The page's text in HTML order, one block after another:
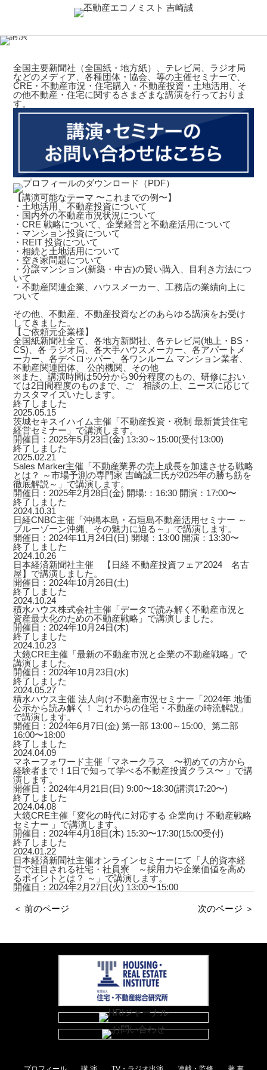
全国主要新聞社（全国紙・地方紙）、テレビ局、ラジオ局
などのメディア、各種団体・協会、等の主催セミナーで、
CRE・不動産市況・住宅購入・不動産投資・土地活用、そ
の他不動産・住宅に関するさまざまな講演を行っておりま
す。
【講演可能なテーマ 〜これまでの例〜】
・土地活用、不動産投資について
・国内外の不動産市況状況について
・CRE 戦略について、企業経営と不動産活用について
・マンション投資について
・REIT 投資について
・相続と土地活用について
・空き家問題について
・分譲マンション(新築・中古)の賢い購入、目利き方法につ
いて
・不動産関連企業、ハウスメーカー、工務店の業績向上に
ついて
その他、不動産、不動産投資などのあらゆる講演をお受け
してきました。
【ご依頼元企業様】
全国紙新聞社全て、各地方新聞社、各テレビ局(地上・BS・
CS)、各 ラジオ局、各大手ハウスメーカー、各アパートメ
ーカー、各デベロッパー、各ワンルーム マンション業者、
不動産関連団体、 公的機関、その他
※また、講演時間は50分から90分程度のもの、研修におい
ては2日間程度のものまで、ご゙相談の上、ニーズに応じて
カスタマイズいたします。
終了しました
2025.05.15
茨城セキスイハイム主催「不動産投資・税制 最新賃貸住宅
経営セミナー」で講演します。
開催日：2025年5月23日(金) 13:30～15:00(受付13:00)
終了しました
2025.02.21
Sales Marker主催「不動産業界の売上成長を加速させる戦略
とは？ ～市場予測の専門家 吉崎誠二氏が2025年の勝ち筋を
徹底解説～」で講演します。
開催日：2025年2月28日(金) 開場:：16:30 開演：17:00〜
終了しました
2024.10.31
日経CNBC主催「沖縄本島・石垣島不動産活用セミナー ～
ブルーゾーン沖縄、その魅力に迫る～」で講演します。
開催日：2024年11月24日(日) 開場：13:00 開演：13:30〜
終了しました
2024.10.26
日本経済新聞社主催 【日経 不動産投資フェア2024 名古
屋】で講演しました。
開催日：2024年10月26日(土)
終了しました
2024.10.24
積水ハウス株式会社主催「データで読み解く不動産市況と
資産最大化のための不動産戦略」で講演しました。
開催日：2024年10月24日(木)
終了しました
2024.10.23
大鏡CRE主催「最新の不動産市況と企業の不動産戦略」で
講演しました。
開催日：2024年10月23日(水)
終了しました
2024.05.27
積水ハウス主催 法人向け不動産市況セミナー「2024年 地価
公示から読み解く！ これからの住宅・不動産の時流解説」
で講演します。
開催日：2024年6月7日(金) 第一部 13:00～15:00、第二部
16:00〜18:00
終了しました
2024.04.09
マネーフォワード主催「マネークラス 〜初めての方から
経験者まで！1日で知って学べる不動産投資クラス〜 」で講
演します。
開催日：2024年4月21日(日) 9:00〜18:30(講演17:20〜)
終了しました
2024.04.08
大鏡CRE主催「変化の時代に対応する 企業向け 不動産戦略
セミナー 」で講演します。
開催日：2024年4月18日(木) 15:30〜17:30(15:00受付)
終了しました
2024.01.22
日本経済新聞社主催オンラインセミナーにて「人的資本経
営で注目される社宅・社員寮 ～採用力や企業価値を高め
るポイントとは？ ～」で講演します。
開催日：2024年2月27日(火) 13:00〜15:00
＜ 前のページ 次のページ ＞